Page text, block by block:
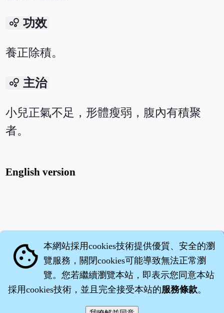
bubble_chart 功效
養正除積。
bubble_chart 主治
小兒正氣不足，形體瘦弱，腹內有積聚
者。
English version
cookie 本網站採用cookies技術提供優質、安全的瀏
覽服務，關閉cookies可能導致無法正常瀏
覽。您若繼續瀏覽本站，即表示您同意本站
採用cookies技術，並且完全接受本站的服務條款。